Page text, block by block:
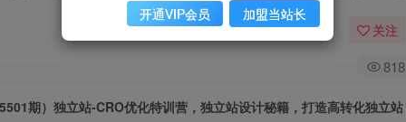
关注
818
开通VIP会员 加盟当站长